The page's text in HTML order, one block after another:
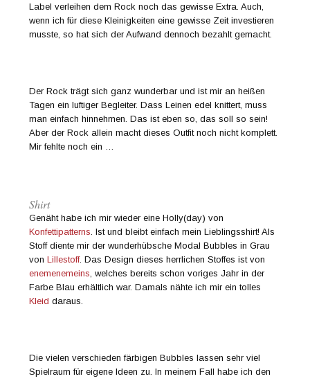
Label verleihen dem Rock noch das gewisse Extra. Auch,
wenn ich für diese Kleinigkeiten eine gewisse Zeit investieren
musste, so hat sich der Aufwand dennoch bezahlt gemacht.
Der Rock trägt sich ganz wunderbar und ist mir an heißen
Tagen ein luftiger Begleiter. Dass Leinen edel knittert, muss
man einfach hinnehmen. Das ist eben so, das soll so sein!
Aber der Rock allein macht dieses Outfit noch nicht komplett.
Mir fehlte noch ein …
Shirt
Genäht habe ich mir wieder eine Holly(day) von
Konfettipatterns . Ist und bleibt einfach mein Lieblingsshirt! Als
Stoff diente mir der wunderhübsche Modal Bubbles in Grau
vonLillestoff. Das Design dieses herrlichen Stoffes ist von
enemenemeins , welches bereits schon voriges Jahr in der
Farbe Blau erhältlich war. Damals nähte ich mir ein tolles
Kleid daraus.
Die vielen verschieden färbigen Bubbles lassen sehr viel
Spielraum für eigene Ideen zu. In meinem Fall habe ich den